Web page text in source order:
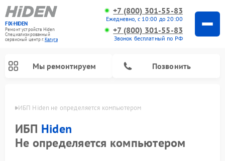
FIX-HIDEN
Ремонт устройств Hiden
Специализированный
cервисный центр г.Калуга
+7 (800) 301-55-83
Ежедневно, с 10:00 до 20:00
+7 (800) 301-55-83
Звонок бесплатный по РФ
Мы ремонтируем Позвонить
ИБП Hiden не определяется компьютером
ИБП Hiden
Не определяется компьютером